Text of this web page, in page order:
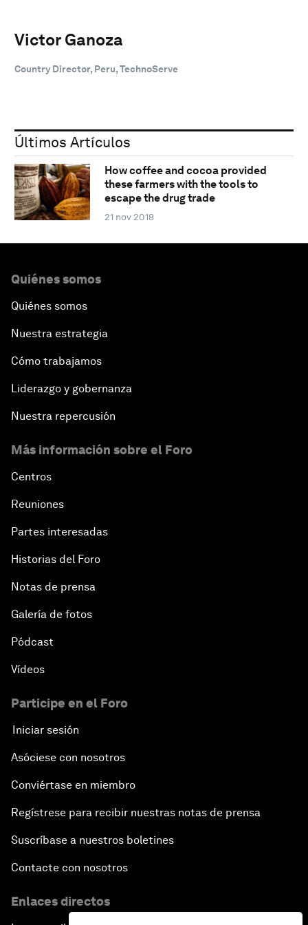
Victor Ganoza
Country Director, Peru, TechnoServe
Últimos Artículos
How coffee and cocoa provided
these farmers with the tools to
escape the drug trade
21 nov 2018
Quiénes somos
Quiénes somos
Nuestra estrategia
Cómo trabajamos
Liderazgo y gobernanza
Nuestra repercusión
Más información sobre el Foro
Centros
Reuniones
Partes interesadas
Historias del Foro
Notas de prensa
Galería de fotos
Pódcast
Vídeos
Participe en el Foro
Iniciar sesión
Asóciese con nosotros
Conviértase en miembro
Regístrese para recibir nuestras notas de prensa
Suscríbase a nuestros boletines
Contacte con nosotros
Enlaces directos